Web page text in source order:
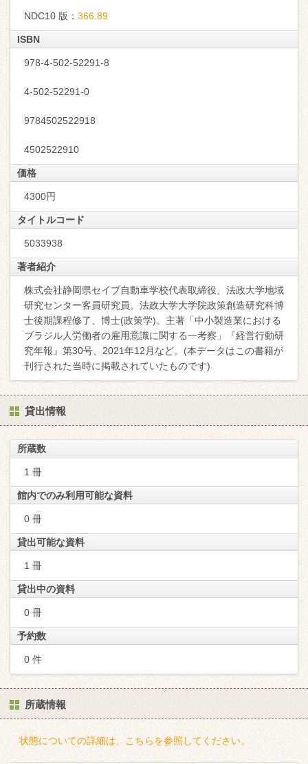
NDC10 版： 366.89
ISBN
978-4-502-52291-8
4-502-52291-0
9784502522918
4502522910
価格
4300円
タイトルコード
5033938
著者紹介
株式会社静岡県セイブ自動車学校代表取締役、法政大学地域
研究センター客員研究員。法政大学大学院政策創造研究科博
士後期課程修了、博士(政策学)。主著「中小製造業における
ブラジル人労働者の雇用意識に関する一考察」『経営行動研
究年報』第30号、2021年12月など。(本データはこの書籍が
刊行された当時に掲載されていたものです)
貸出情報
所蔵数
1 冊
館内でのみ利用可能な資料
0 冊
貸出可能な資料
1 冊
貸出中の資料
0 冊
予約数
0 件
所蔵情報
状態についての詳細は、こちらを参照してください。